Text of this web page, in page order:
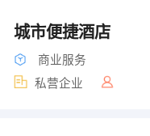
城市便捷酒店
商业服务
私营企业